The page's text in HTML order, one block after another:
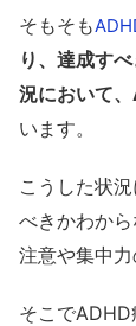
そもそも
り、達成す
況において
います。
こうした状
べきかわか
注意や集中力
そこで